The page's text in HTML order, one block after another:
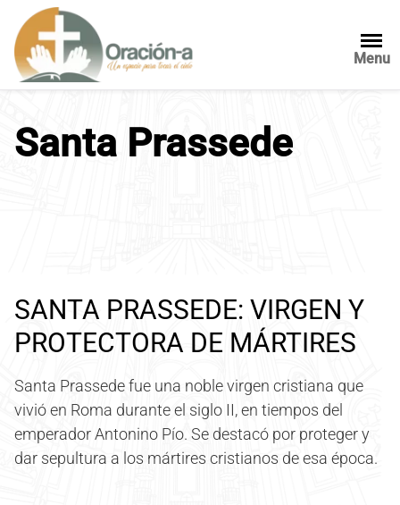
a
Menu
Santa Prassede
SANTA PRASSEDE: VIRGEN Y
PROTECTORA DE MÁRTIRES
Santa Prassede fue una noble virgen cristiana que
vivió en Roma durante el siglo II, en tiempos del
emperador Antonino Pío. Se destacó por proteger y
dar sepultura a los mártires cristianos de esa época.